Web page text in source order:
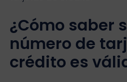
¿Cómo saber
número de
crédito es